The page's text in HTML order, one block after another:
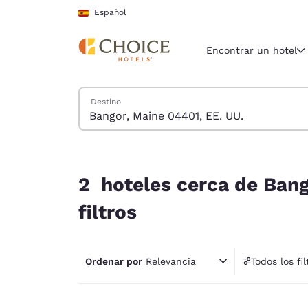
Saltar A Contenido Principal
Español
Región y
América
América
Encontrar un hotel
Buscar hoteles
Destino
2 hoteles cerca de
filtros
Ordenar por Relevancia Todos los
1